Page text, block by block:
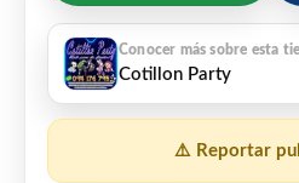
Cotillon Party
⚠️ Reportar